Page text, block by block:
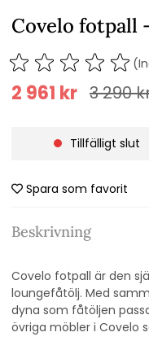
Covelo
3 290
2 961 kr
Tillfälligt slut
Spara som favorit
Beskrivning
Covelo fotpall är den
loungefåtölj. Med
dyna som fåtöljen
övriga möbler i Covelo